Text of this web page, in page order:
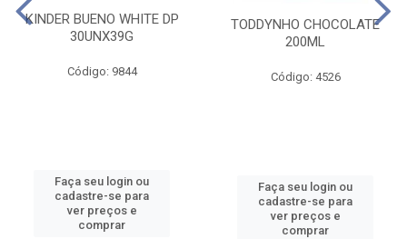
KINDER BUENO WHITE DP
30UNX39G
Código: 9844
Faça seu login ou
cadastre-se para
ver preços e
comprar
TODDYNHO CHOCOLATE
200ML
Código: 4526
Faça seu login ou
cadastre-se para
ver preços e
comprar